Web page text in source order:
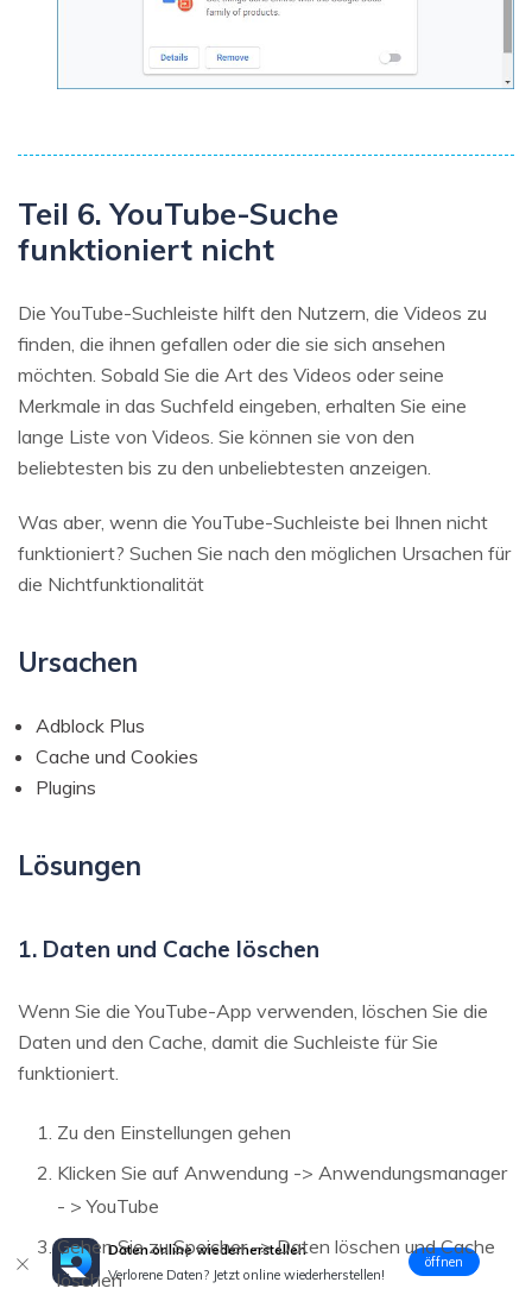
Teil 6. YouTube-Suche
funktioniert nicht
Die YouTube-Suchleiste hilft den Nutzern, die Videos zu
finden, die ihnen gefallen oder die sie sich ansehen
möchten. Sobald Sie die Art des Videos oder seine
Merkmale in das Suchfeld eingeben, erhalten Sie eine
lange Liste von Videos. Sie können sie von den
beliebtesten bis zu den unbeliebtesten anzeigen.
Was aber, wenn die YouTube-Suchleiste bei Ihnen nicht
funktioniert? Suchen Sie nach den möglichen Ursachen für
die Nichtfunktionalität
Ursachen
Adblock Plus
Cache und Cookies
Plugins
Lösungen
1. Daten und Cache löschen
Wenn Sie die YouTube-App verwenden, löschen Sie die
Daten und den Cache, damit die Suchleiste für Sie
funktioniert.
Zu den Einstellungen gehen
Klicken Sie auf Anwendung -> Anwendungsmanager
- > YouTube
Gehen Sie zu Speicher -> Daten löschen und Cache
löschen
Daten online wiederherstellen
Verlorene Daten? Jetzt online wiederherstellen!
öffnen